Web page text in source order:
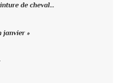
de cheval...
janvier »